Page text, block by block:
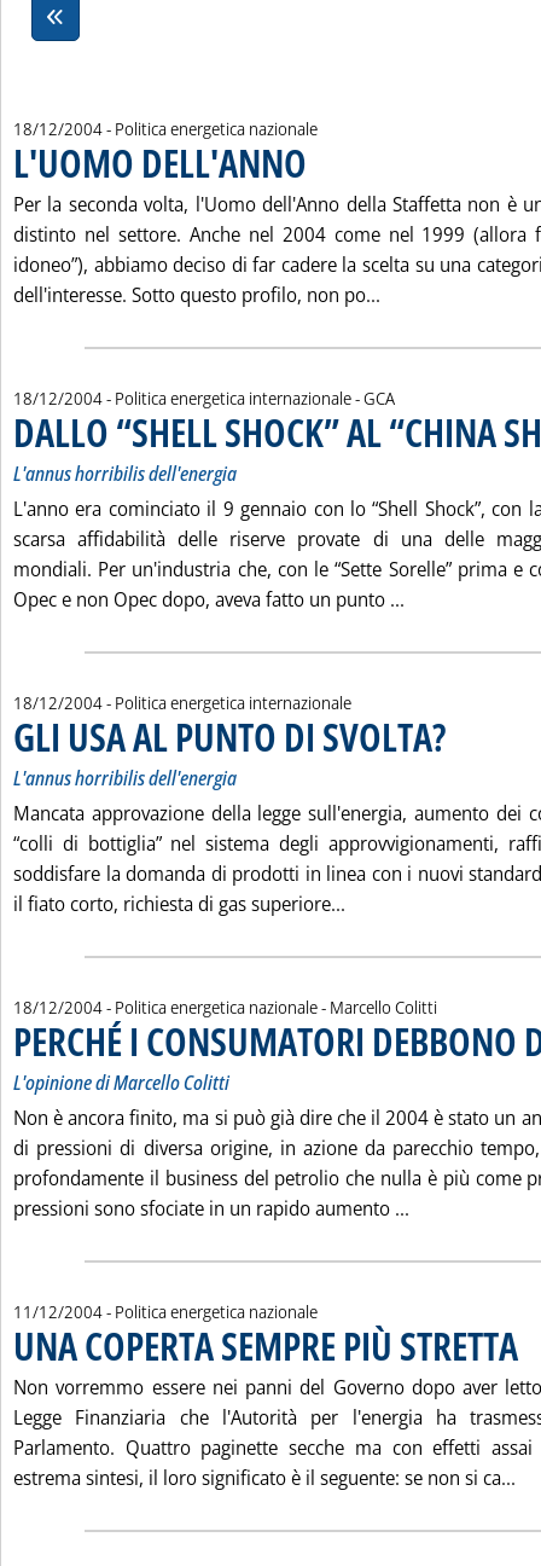
18/12/2004- Politica energetica nazionale
L'UOMO DELL'ANNO
Per la seconda volta, l'Uomo dell'Anno della Staffetta non è
distinto nel settore. Anche nel 2004 come nel 1999 (allora
idoneo”), abbiamo deciso di far cadere la scelta su una
dell'interesse. Sotto questo profilo, non po...
18/12/2004- Politica energetica internazionale -di:
GCA
DALLO “SHELL SHOCK” AL “CHINA
L'annus horribilis dell'energia
L'anno era cominciato il 9 gennaio con lo “Shell Shock”, con
scarsa affidabilità delle riserve provate di una delle
mondiali. Per un'industria che, con le “Sette Sorelle” prima e
Opec e non Opec dopo, aveva fatto un punto ...
18/12/2004- Politica energetica internazionale
GLI USA AL PUNTO DI SVOLTA?. Sottotitolo:
. Pubblicata
L'annus horribilis dell'energia
Mancata approvazione della legge sull'energia, aumento dei
“colli di bottiglia” nel sistema degli approvvigionamenti,
soddisfare la domanda di prodotti in linea con i nuovi
il fiato corto, richiesta di gas superiore...
18/12/2004- Politica energetica nazionale - di:
Marcello Colitti
PERCHÉ I CONSUMATORI DEBBONO
L'opinione di Marcello Colitti
Non è ancora finito, ma si può già dire che il 2004 è stato un
di pressioni di diversa origine, in azione da parecchio
profondamente il business del petrolio che nulla è più come
pressioni sono sfociate in un rapido aumento ...
11/12/2004- Politica energetica nazionale
UNA COPERTA SEMPRE PIÙ STRETTA
Non vorremmo essere nei panni del Governo dopo aver
Legge Finanziaria che l'Autorità per l'energia ha
Parlamento. Quattro paginette secche ma con effetti
estrema sintesi, il loro significato è il seguente: se non si ca...